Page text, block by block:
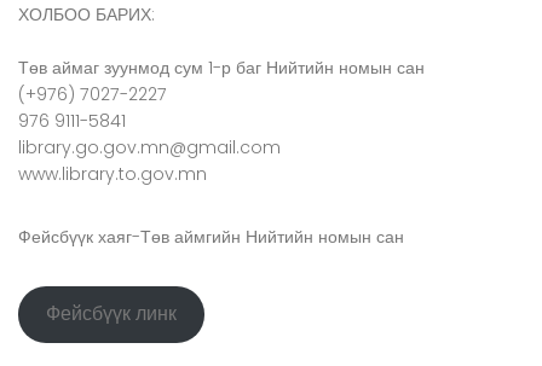
ХОЛБОО БАРИХ:
Төв аймаг зуунмод сум 1-р баг Нийтийн номын сан
(+976) 7027-2227
976 9111-5841
library.go.gov.mn@gmail.com
www.library.to.gov.mn
Фейсбүүк хаяг-Төв аймгийн Нийтийн номын сан
Фейсбүүк линк